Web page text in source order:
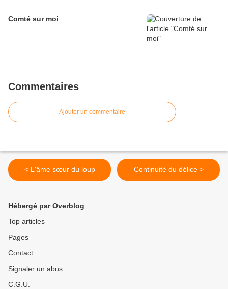
Comté sur moi
Commentaires
Ajouter un commentaire
< L'âme sœur du loup Continuité du délice >
Hébergé par Overblog
Top articles
Pages
Contact
Signaler un abus
C.G.U.